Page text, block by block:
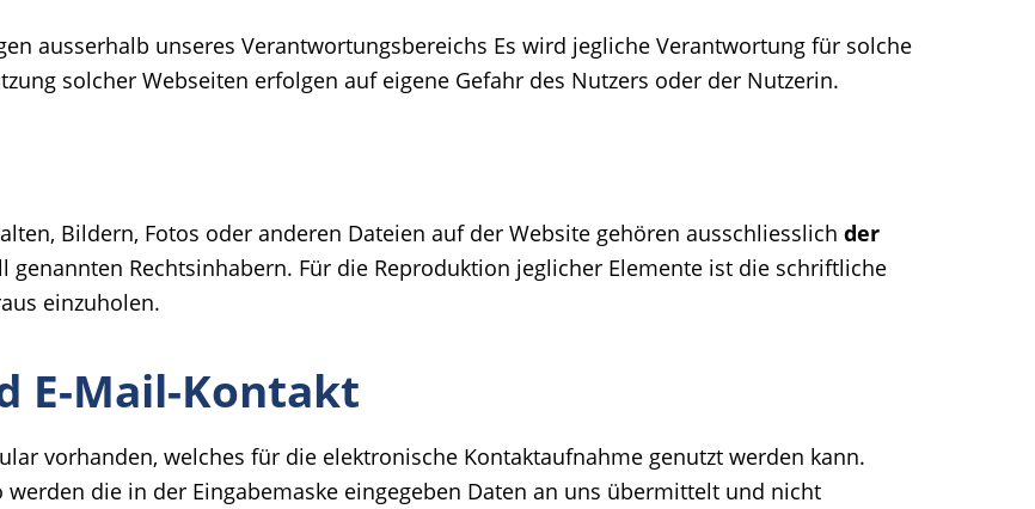
ausserhalb unseres Verantwortungsbereichs Es wird jegliche Verantwortung für solche
solcher Webseiten erfolgen auf eigene Gefahr des Nutzers oder der Nutzerin.
Bildern, Fotos oder anderen Dateien auf der Website gehören ausschliesslich der
genannten Rechtsinhabern. Für die Reproduktion jeglicher Elemente ist die schriftliche
einzuholen.
E-Mail-Kontakt
vorhanden, welches für die elektronische Kontaktaufnahme genutzt werden kann.
die in der Eingabemaske eingegeben Daten an uns übermittelt und nicht